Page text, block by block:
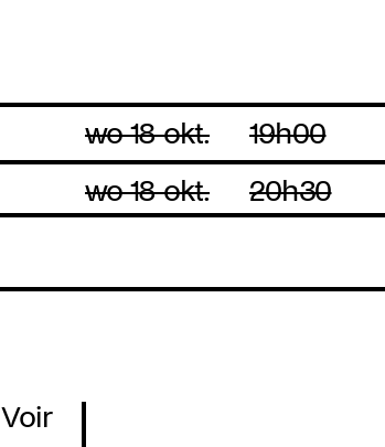
wo 18 okt. 19h00
wo 18 okt. 20h30
Voir